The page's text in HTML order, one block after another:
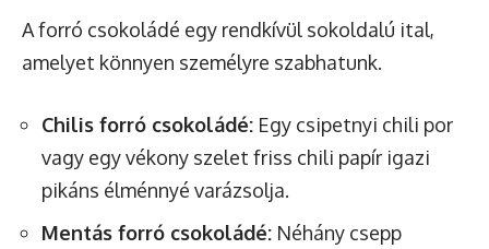
A forró csokoládé egy rendkívül sokoldalú ital,
amelyet könnyen személyre szabhatunk.
Chilis forró csokoládé: Egy csipetnyi chili por
vagy egy vékony szelet friss chili papír igazi
pikáns élménnyé varázsolja.
Mentás forró csokoládé: Néhány csepp